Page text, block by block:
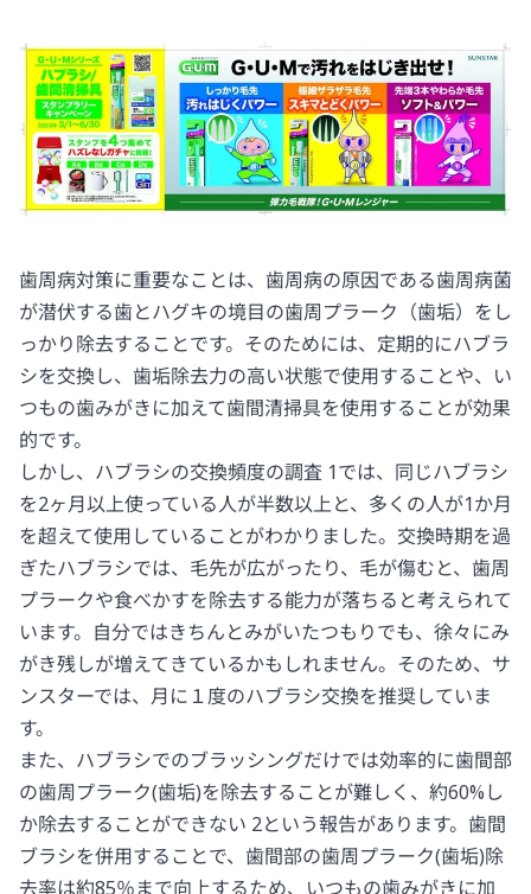
歯周病対策に重要なことは、歯周病の原因である歯周病菌
が潜伏する歯とハグキの境目の歯周プラーク（歯垢）をし
っかり除去することです。そのためには、定期的にハブラ
シを交換し、歯垢除去力の高い状態で使用することや、い
つもの歯みがきに加えて歯間清掃具を使用することが効果
的です。
しかし、ハブラシの交換頻度の調査 1では、同じハブラシ
を2ヶ月以上使っている人が半数以上と、多くの人が1か月
を超えて使用していることがわかりました。交換時期を過
ぎたハブラシでは、毛先が広がったり、毛が傷むと、歯周
プラークや食べかすを除去する能力が落ちると考えられて
います。自分ではきちんとみがいたつもりでも、徐々にみ
がき残しが増えてきているかもしれません。そのため、サ
ンスターでは、月に１度のハブラシ交換を推奨していま
す。
また、ハブラシでのブラッシングだけでは効率的に歯間部
の歯周プラーク(歯垢)を除去することが難しく、約60%し
か除去することができない 2という報告があります。歯間
ブラシを併用することで、歯間部の歯周プラーク(歯垢)除
去率は約85％まで向上するため、いつもの歯みがきに加